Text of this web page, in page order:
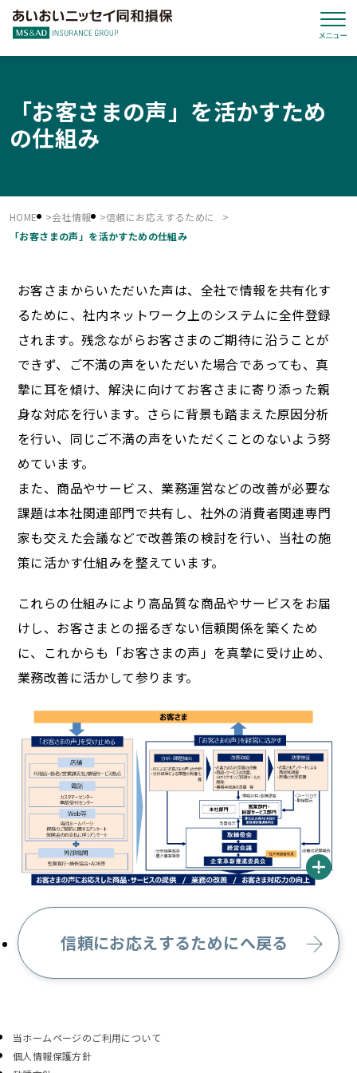
「お客さまの声」を活かすため
の仕組み
HOME 会社情報
信頼にお応えするために
「お客さまの声」を活かすための仕組み
お客さまからいただいた声は、全社で情報を共有化す
るために、社内ネットワーク上のシステムに全件登録
されます。残念ながらお客さまのご期待に沿うことが
できず、ご不満の声をいただいた場合であっても、真
摯に耳を傾け、解決に向けてお客さまに寄り添った親
身な対応を行います。さらに背景も踏まえた原因分析
を行い、同じご不満の声をいただくことのないよう努
めています。
また、商品やサービス、業務運営などの改善が必要な
課題は本社関連部門で共有し、社外の消費者関連専門
家も交えた会議などで改善策の検討を行い、当社の施
策に活かす仕組みを整えています。
これらの仕組みにより高品質な商品やサービスをお届
けし、お客さまとの揺るぎない信頼関係を築くため
に、これからも「お客さまの声」を真摯に受け止め、
業務改善に活かして参ります。
信頼にお応えするためにへ戻る
当ホームページのご利用について
個人情報保護方針